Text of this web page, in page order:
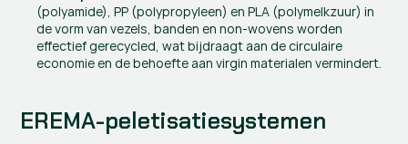
(polyamide), PP (polypropyleen) en PLA (polymelkzuur) in
de vorm van vezels, banden en non-wovens worden
effectief gerecycled, wat bijdraagt aan de circulaire
economie en de behoefte aan virgin materialen vermindert.
EREMA-peletisatiesystemen